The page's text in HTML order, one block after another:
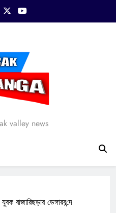
valley news
ডেঙ্গারব‌ন্দে